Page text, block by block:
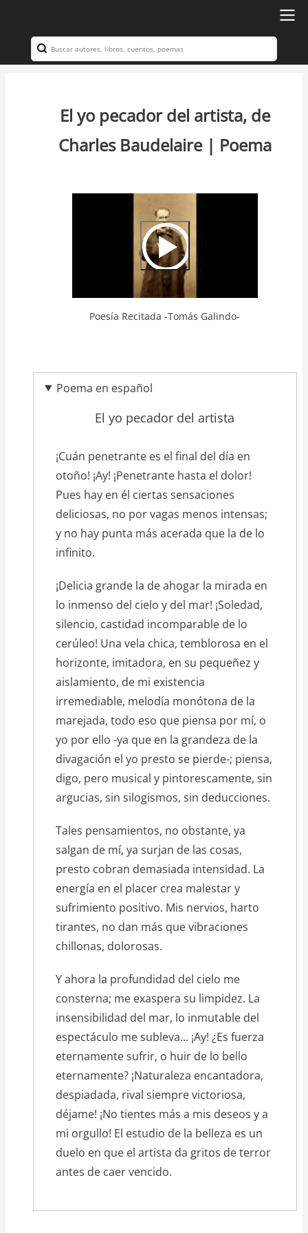
contenido
principal
Navegación
Search
El yo pecador del artista, de
Charles Baudelaire | Poema
Url
Poesía Recitada -Tomás Galindo-
Poema en español
El yo pecador del artista
texto_poema
¡Cuán penetrante es el final del día en
otoño! ¡Ay! ¡Penetrante hasta el dolor!
Pues hay en él ciertas sensaciones
deliciosas, no por vagas menos intensas;
y no hay punta más acerada que la de lo
infinito.
¡Delicia grande la de ahogar la mirada en
lo inmenso del cielo y del mar! ¡Soledad,
silencio, castidad incomparable de lo
cerúleo! Una vela chica, temblorosa en el
horizonte, imitadora, en su pequeñez y
aislamiento, de mi existencia
irremediable, melodía monótona de la
marejada, todo eso que piensa por mí, o
yo por ello -ya que en la grandeza de la
divagación el yo presto se pierde-; piensa,
digo, pero musical y pintorescamente, sin
argucias, sin silogismos, sin deducciones.
Tales pensamientos, no obstante, ya
salgan de mí, ya surjan de las cosas,
presto cobran demasiada intensidad. La
energía en el placer crea malestar y
sufrimiento positivo. Mis nervios, harto
tirantes, no dan más que vibraciones
chillonas, dolorosas.
Y ahora la profundidad del cielo me
consterna; me exaspera su limpidez. La
insensibilidad del mar, lo inmutable del
espectáculo me subleva... ¡Ay! ¿Es fuerza
eternamente sufrir, o huir de lo bello
eternamente? ¡Naturaleza encantadora,
despiadada, rival siempre victoriosa,
déjame! ¡No tientes más a mis deseos y a
mi orgullo! El estudio de la belleza es un
duelo en que el artista da gritos de terror
antes de caer vencido.